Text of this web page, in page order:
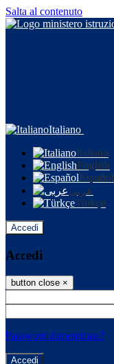
Salta al contenuto
Italiano
Italiano
English
Español
عربى
Türkçe
Accedi
Accedi
button close ×
Password dimenticata?